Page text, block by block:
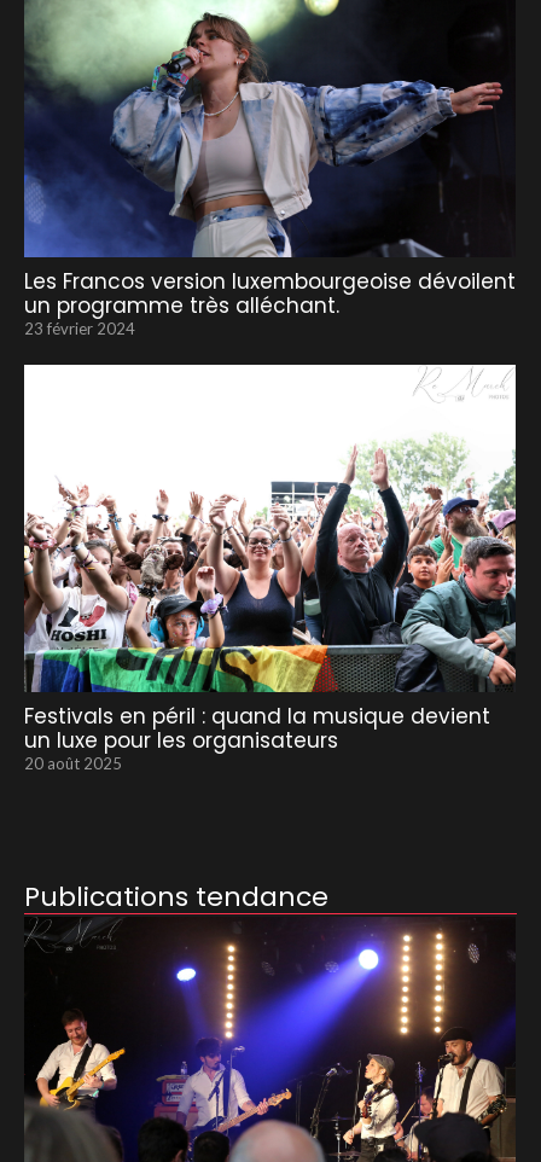
Les Francos version luxembourgeoise dévoilent
un programme très alléchant.
23 février 2024
Festivals en péril : quand la musique devient
un luxe pour les organisateurs
20 août 2025
Publications tendance